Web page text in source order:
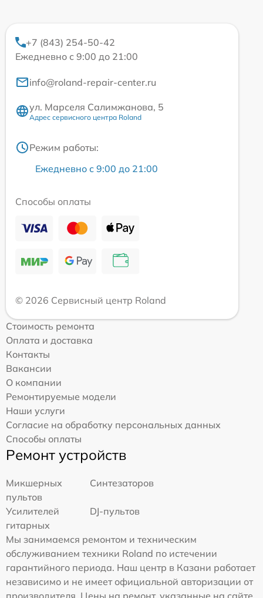
+7 (843) 254-50-42
Ежедневно с 9:00 до 21:00
info@roland-repair-center.ru
ул. Марселя Салимжанова, 5
Адрес сервисного центра Roland
Режим работы:
Ежедневно с 9:00 до 21:00
Способы оплаты
© 2026 Сервисный центр Roland
Стоимость ремонта
Оплата и доставка
Контакты
Вакансии
О компании
Ремонтируемые модели
Наши услуги
Согласие на обработку персональных данных
Способы оплаты
Ремонт устройств
Микшерных
пультов
Синтезаторов
Усилителей
гитарных
DJ-пультов
Мы занимаемся ремонтом и техническим
обслуживанием техники Roland по истечении
гарантийного периода. Наш центр в Казани работает
независимо и не имеет официальной авторизации от
производителя. Цены на ремонт, указанные на сайте,